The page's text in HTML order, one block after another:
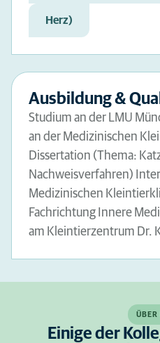
Herz)
Ausbildung &
Studium an der LMU
an der Medizinischen
Dissertation (Thema:
Nachweisverfahren)
Medizinischen
Fachrichtung Innere
am Kleintierzentrum Dr.
ÜBER
Einige der